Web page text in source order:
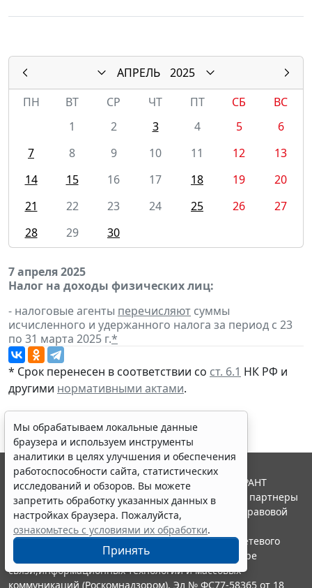
АПРЕЛЬ
2025
ПН
ВТ СР ЧТ ПТ СБ
ВС
1
2 3 4 5
6
7
8 9 10 11 12
13
14
15 16 17 18 19
20
21
22 23 24 25 26
27
28
29 30
7 апреля 2025
Налог на доходы физических лиц:
- налоговые агенты перечисляют суммы
исчисленного и удержанного налога за период с 23
по 31 марта 2025 г.*
* Срок перенесен в соответствии со ст. 6.1 НК РФ и
другими нормативными актами.
Мы обрабатываем локальные данные
браузера и используем инструменты
аналитики в целях улучшения и обеспечения
работоспособности сайта, статистических
исследований и обзоров. Вы можете
запретить обработку указанных данных в
настройках браузера. Пожалуйста,
ознакомьтесь с условиями их обработки.
Принять
© ООО "НПП "ГАРАНТ-СЕРВИС", 2026. Система ГАРАНТ
выпускается с 1990 года. Компания "Гарант" и ее партнеры
являются участниками Российской ассоциации правовой
информации ГАРАНТ.
Портал ГАРАНТ.РУ зарегистрирован в качестве сетевого
издания Федеральной службой по надзору в сфере
связи,информационных технологий и массовых
коммуникаций (Роскомнадзором), Эл № ФС77-58365 от 18